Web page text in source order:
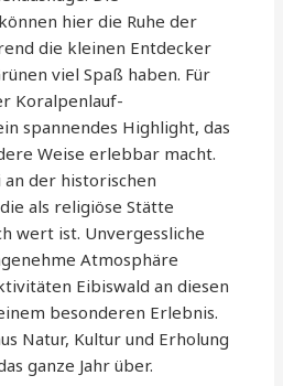
hier die Ruhe der
die kleinen Entdecker
viel Spaß haben. Für
Koralpenlauf-
spannendes Highlight, das
Weise erlebbar macht.
der historischen
als religiöse Stätte
wert ist. Unvergessliche
Atmosphäre
Eibiswald an diesen
besonderen Erlebnis.
Natur, Kultur und Erholung
ganze Jahr über.